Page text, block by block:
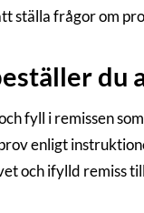
ställa frågor om
du
fyll i remissen
enligt
och ifylld remiss